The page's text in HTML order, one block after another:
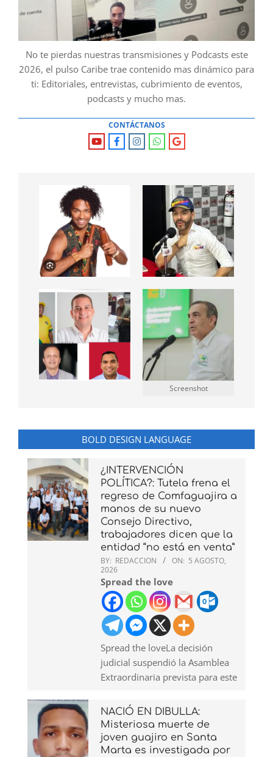
No te pierdas nuestras transmisiones y Podcasts este
2026, el pulso Caribe trae contenido mas dinámico para
ti: Editoriales, entrevistas, cubrimiento de eventos,
podcasts y mucho mas.
CONTÁCTANOS
Screenshot
BOLD DESIGN LANGUAGE
¿INTERVENCIÓN
POLÍTICA?: Tutela frena el
regreso de Comfaguajira a
manos de su nuevo
Consejo Directivo,
trabajadores dicen que la
entidad “no está en venta”
BY: REDACCION ON: 5 AGOSTO,
2026
Spread the love
Spread the loveLa decisión
judicial suspendió la Asamblea
Extraordinaria prevista para este
NACIÓ EN DIBULLA:
Misteriosa muerte de
joven guajiro en Santa
Marta es investigada por